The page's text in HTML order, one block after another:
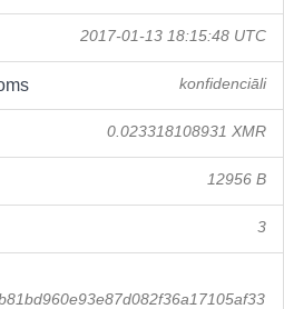
2017-01-13 18:15:48 UTC
konfidenciāli
0.023318108931 XMR
12956 B
3